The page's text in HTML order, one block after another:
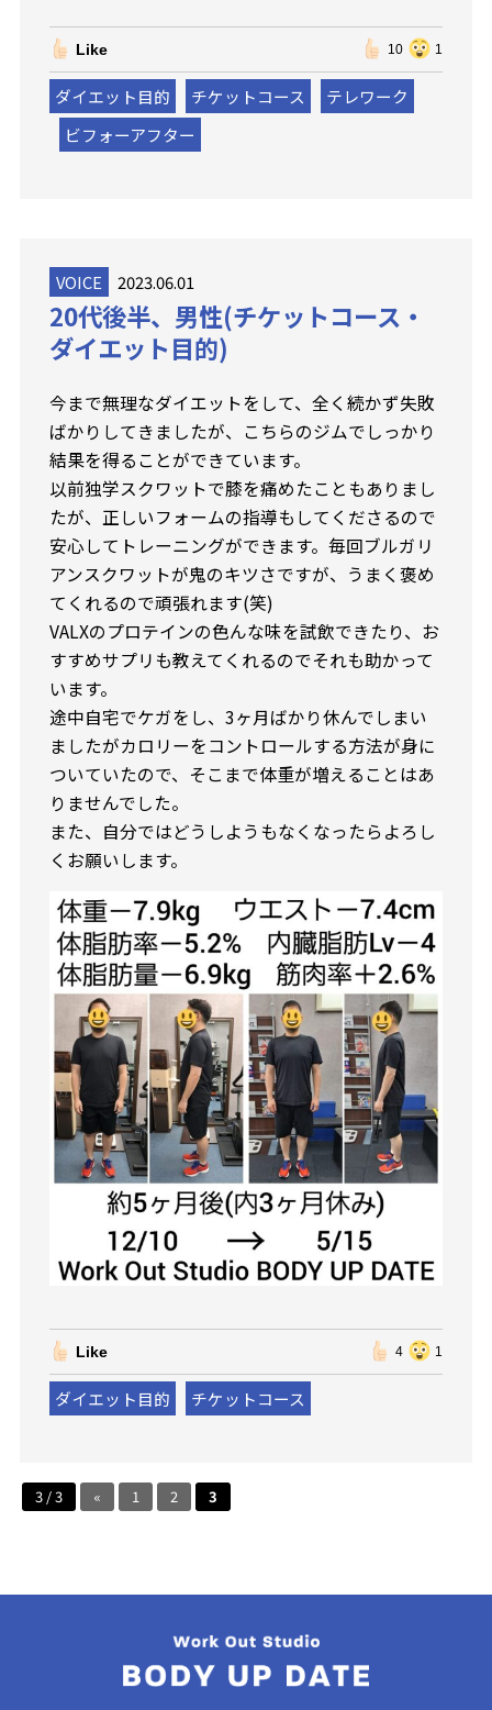
Like 10 1
ダイエット目的 チケットコース
テレワーク
ビフォーアフター
VOICE 2023.06.01
20代後半、男性(チケットコース・
ダイエット目的)
今まで無理なダイエットをして、全く続かず失敗
ばかりしてきましたが、こちらのジムでしっかり
結果を得ることができています。
以前独学スクワットで膝を痛めたこともありまし
たが、正しいフォームの指導もしてくださるので
安心してトレーニングができます。毎回ブルガリ
アンスクワットが鬼のキツさですが、うまく褒め
てくれるので頑張れます(笑)
VALXのプロテインの色んな味を試飲できたり、お
すすめサプリも教えてくれるのでそれも助かって
います。
途中自宅でケガをし、3ヶ月ばかり休んでしまい
ましたがカロリーをコントロールする方法が身に
ついていたので、そこまで体重が増えることはあ
りませんでした。
また、自分ではどうしようもなくなったらよろし
くお願いします。
Like 4 1
ダイエット目的 チケットコース
3 / 3 « 1 2 3